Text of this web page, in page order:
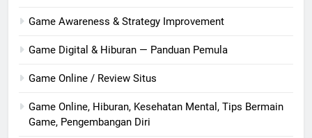
Game Awareness & Strategy Improvement
Game Digital & Hiburan — Panduan Pemula
Game Online / Review Situs
Game Online, Hiburan, Kesehatan Mental, Tips Bermain
Game, Pengembangan Diri